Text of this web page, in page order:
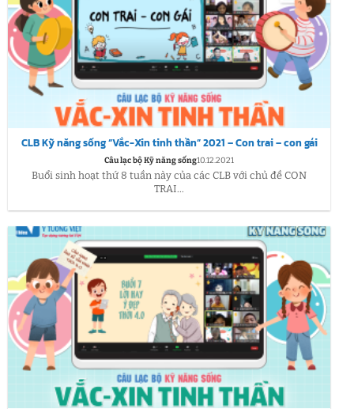
CLB Kỹ năng sống “Vắc-Xin tinh thần” 2021 – Con trai – con gái
Câu lạc bộ Kỹ năng sống10.12.2021
Buổi sinh hoạt thứ 8 tuần này của các CLB với chủ đề CON
TRAI...